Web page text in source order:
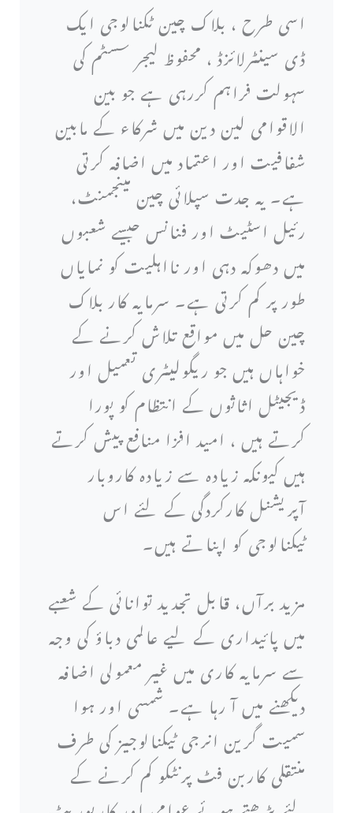
اسی طرح ، بلاک چین ٹکنالوجی ایک
ڈی سینٹرلائزڈ ، محفوظ لیجر سسٹم کی
سہولت فراہم کررہی ہے جو بین
الاقوامی لین دین میں شرکاء کے مابین
شفافیت اور اعتماد میں اضافہ کرتی
ہے۔ یہ جدت سپلائی چین مینجمنٹ،
رئیل اسٹیٹ اور فنانس جیسے شعبوں
میں دھوکہ دہی اور نااہلیت کو نمایاں
طور پر کم کرتی ہے۔ سرمایہ کار بلاک
چین حل میں مواقع تلاش کرنے کے
خواہاں ہیں جو ریگولیٹری تعمیل اور
ڈیجیٹل اثاثوں کے انتظام کو پورا
کرتے ہیں ، امید افزا منافع پیش کرتے
ہیں کیونکہ زیادہ سے زیادہ کاروبار
آپریشنل کارکردگی کے لئے اس
ٹیکنالوجی کو اپناتے ہیں۔
مزید برآں، قابل تجدید توانائی کے شعبے
میں پائیداری کے لیے عالمی دباؤ کی وجہ
سے سرمایہ کاری میں غیر معمولی اضافہ
دیکھنے میں آ رہا ہے۔ شمسی اور ہوا
سمیت گرین انرجی ٹیکنالوجیز کی طرف
منتقلی کاربن فٹ پرنٹکو کم کرنے کے